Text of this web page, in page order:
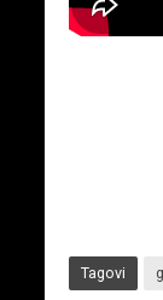
Tagovi